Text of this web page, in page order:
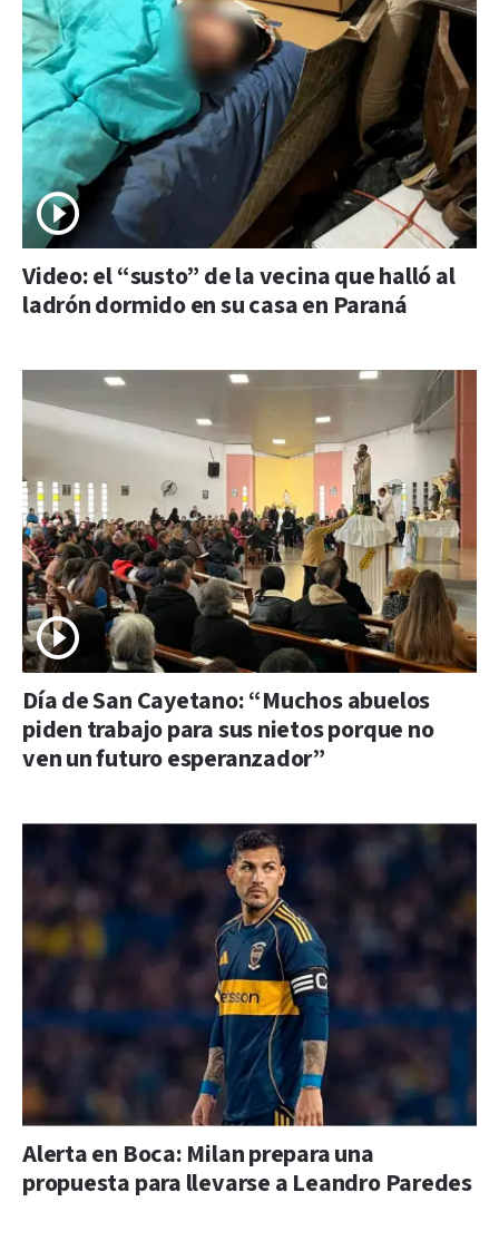
Video: el “susto” de la vecina que halló al
ladrón dormido en su casa en Paraná
Día de San Cayetano: “Muchos abuelos
piden trabajo para sus nietos porque no
ven un futuro esperanzador”
Alerta en Boca: Milan prepara una
propuesta para llevarse a Leandro Paredes